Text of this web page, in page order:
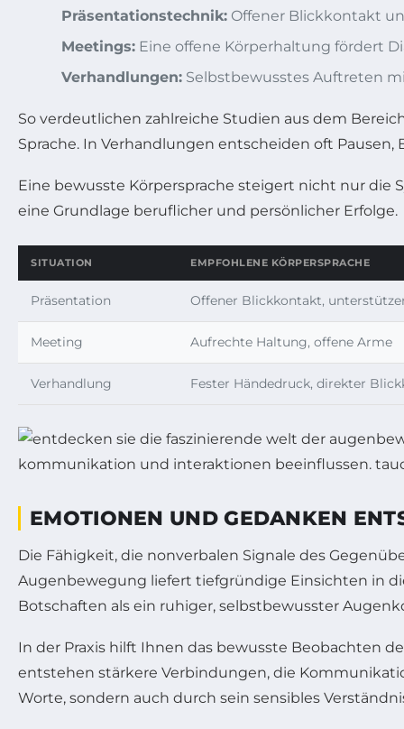
Präsentationstechnik: Offener Blickkontakt
Meetings: Eine offene Körperhaltung fördert
Verhandlungen: Selbstbewusstes Auftreten
So verdeutlichen zahlreiche Studien aus dem
Sprache. In Verhandlungen entscheiden oft
Eine bewusste Körpersprache steigert nicht nur die
eine Grundlage beruflicher und persönlicher Erfolge.
SITUATION EMPFOHLENE KÖRPERSPRACHE
Präsentation Offener Blickkontakt,
Meeting Aufrechte Haltung, offene Arme
Verhandlung Fester Händedruck, direkter
EMOTIONEN UND GEDANKEN
Die Fähigkeit, die nonverbalen Signale des
Augenbewegung liefert tiefgründige Einsichten in
Botschaften als ein ruhiger, selbstbewusster
In der Praxis hilft Ihnen das bewusste Beobachten
entstehen stärkere Verbindungen, die
Worte, sondern auch durch sein sensibles